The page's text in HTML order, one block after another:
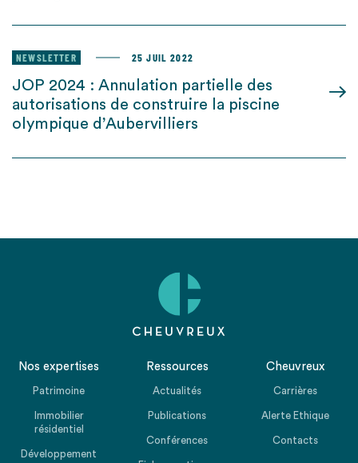
NEWSLETTER 25 JUIL 2022
JOP 2024 : Annulation partielle des
autorisations de construire la piscine
olympique d’Aubervilliers
Nos expertises
Patrimoine
Immobilier
résidentiel
Développement
Ressources
Actualités
Publications
Conférences
Cheuvreux
Carrières
Alerte Ethique
Contacts